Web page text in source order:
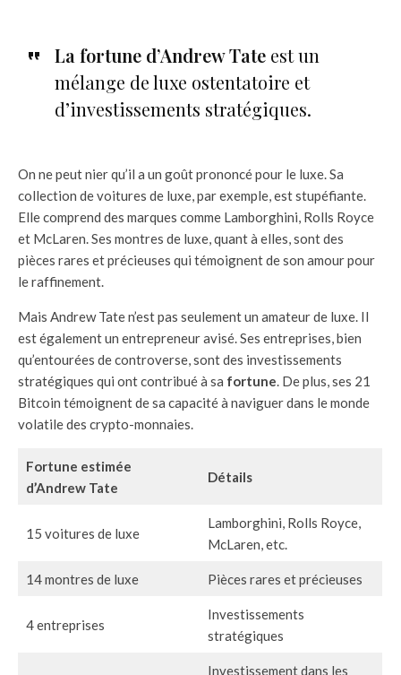
La fortune d’Andrew Tateest un
mélange de luxe ostentatoire et
d’investissements stratégiques.
On ne peut nier qu’il a un goût prononcé pour le luxe. Sa
collection de voitures de luxe, par exemple, est stupéfiante.
Elle comprend des marques comme Lamborghini, Rolls Royce
et McLaren. Ses montres de luxe, quant à elles, sont des
pièces rares et précieuses qui témoignent de son amour pour
le raffinement.
Mais Andrew Tate n’est pas seulement un amateur de luxe. Il
est également un entrepreneur avisé. Ses entreprises, bien
qu’entourées de controverse, sont des investissements
stratégiques qui ont contribué à sa fortune . De plus, ses 21
Bitcoin témoignent de sa capacité à naviguer dans le monde
volatile des crypto-monnaies.
Fortune estimée
d’Andrew Tate
Détails
15 voitures de luxe
Lamborghini, Rolls Royce,
McLaren, etc.
14 montres de luxe Pièces rares et précieuses
4 entreprises
Investissements
stratégiques
Investissement dans les